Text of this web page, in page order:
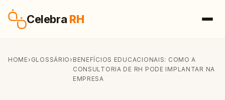
Celebra RH
HOME› GLOSSÁRIO› BENEFÍCIOS EDUCACIONAIS: COMO A
CONSULTORIA DE RH PODE IMPLANTAR NA
EMPRESA